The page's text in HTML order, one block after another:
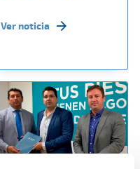
Ver noticia